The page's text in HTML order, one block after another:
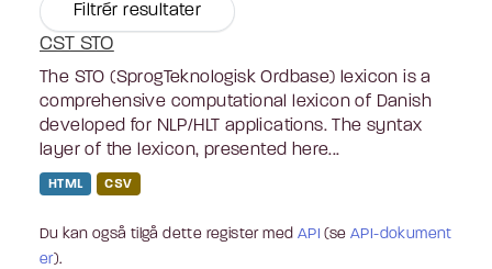
Filtrér resultater
CST STO
The STO (SprogTeknologisk Ordbase) lexicon is a
comprehensive computational lexicon of Danish
developed for NLP/HLT applications. The syntax
layer of the lexicon, presented here...
HTML CSV
Du kan også tilgå dette register med API (seAPI-dokument
er).